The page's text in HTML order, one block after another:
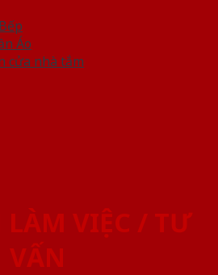
Áo
cửa nhà tắm
VIỆC / TƯ
VẤN